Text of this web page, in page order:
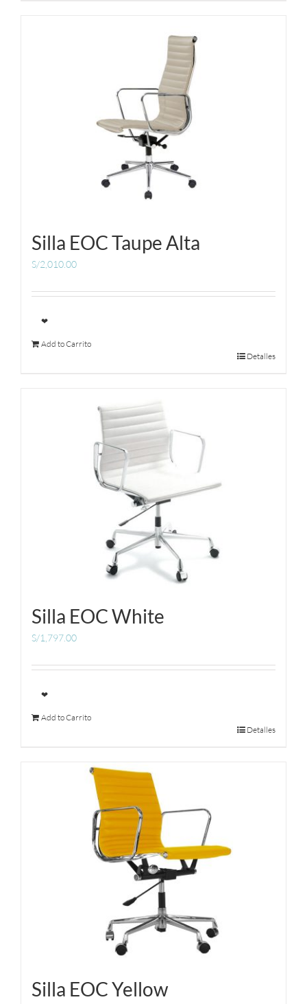
Silla EOC Taupe Alta
S/2,010.00
❤
Add to Carrito
Detalles
Silla EOC White
S/1,797.00
❤
Add to Carrito
Detalles
Silla EOC Yellow